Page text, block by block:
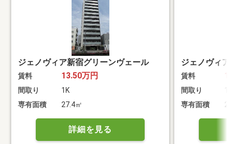
ジェノヴィア新宿グリーンヴェール
賃料 13.50万円
間取り
1K
専有面積
27.4㎡
詳細を見る
ジェノヴィ
賃料
間取り
専有面積